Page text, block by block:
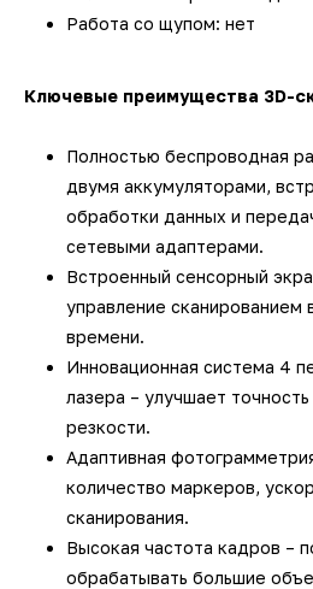
Работа со щупом: нет
Ключевые преимущества 3D-
Полностью беспроводная
двумя аккумуляторами,
обработки данных и
сетевыми адаптерами.
Встроенный сенсорный
управление сканированием
времени.
Инновационная система 4
лазера – улучшает
резкости.
Адаптивная
количество маркеров,
сканирования.
Высокая частота кадров –
обрабатывать большие